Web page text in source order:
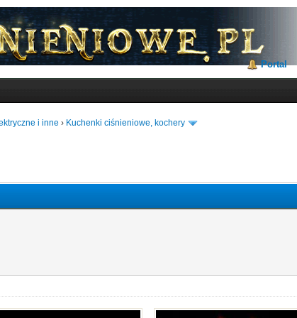
Portal
i inne › Kuchenki ciśnieniowe, kochery